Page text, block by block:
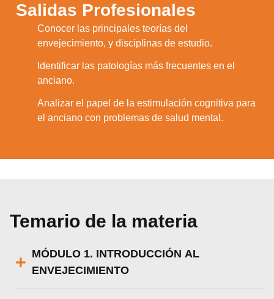
Salidas Profesionales
Conocer las principales teorías del
envejecimiento, y disciplinas de estudio.
Identificar las patologías más frecuentes en el
anciano.
Analizar el papel de la estimulación cognitiva para
el anciano con problemas de salud mental.
Temario de la materia
MÓDULO 1. INTRODUCCIÓN AL
ENVEJECIMIENTO